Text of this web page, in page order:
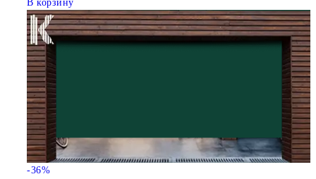
В корзину
-36%